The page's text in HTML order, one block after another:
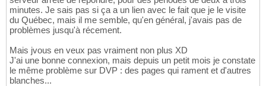
minutes. Je sais pas si ça a un lien avec le fait que je le visite
du Québec, mais il me semble, qu'en général, j'avais pas de
problèmes jusqu'à récement.
Mais jvous en veux pas vraiment non plus XD
J'ai une bonne connexion, mais depuis un petit mois je constate
le même problème sur DVP : des pages qui rament et d'autres
blanches...